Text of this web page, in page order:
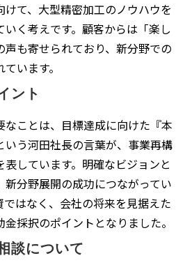
て、大型精密加工のノウハウを
く考えです。顧客からは「楽し
声も寄せられており、新分野での
います。
ント
なことは、目標達成に向けた『本
いう河田社長の言葉が、事業再構
しています。明確なビジョンと
新分野展開の成功につながってい
ではなく、会社の将来を見据えた
採択のポイントとなりました。
談について